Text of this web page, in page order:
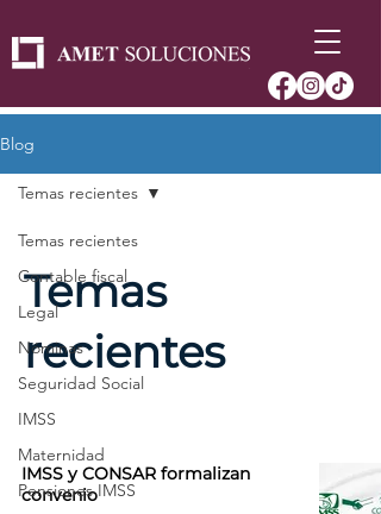
Blog
Temas recientes
Contable fiscal
Legal
Nóminas
Seguridad Social
IMSS
Maternidad
Pensiones IMSS
Temas recientes
Temas
recientes
IMSS y CONSAR formalizan
convenio